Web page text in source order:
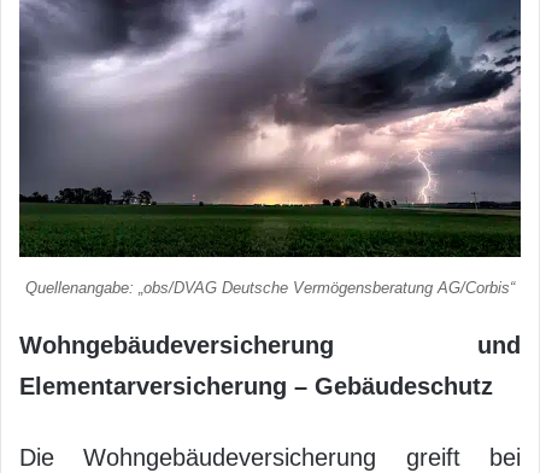
Quellenangabe: „obs/DVAG Deutsche Vermögensberatung AG/Corbis“
Wohngebäudeversicherung und
Elementarversicherung – Gebäudeschutz
Die Wohngebäudeversicherung greift bei